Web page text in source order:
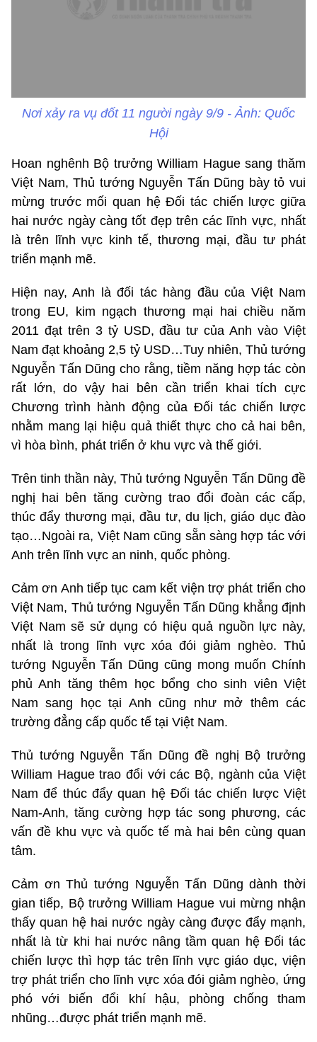
Nơi xảy ra vụ đốt 11 người ngày 9/9 - Ảnh: Quốc
Hội
Hoan nghênh Bộ trưởng William Hague sang thăm
Việt Nam, Thủ tướng Nguyễn Tấn Dũng bày tỏ vui
mừng trước mối quan hệ Đối tác chiến lược giữa
hai nước ngày càng tốt đẹp trên các lĩnh vực, nhất
là trên lĩnh vực kinh tế, thương mại, đầu tư phát
triển mạnh mẽ.
Hiện nay, Anh là đối tác hàng đầu của Việt Nam
trong EU, kim ngạch thương mại hai chiều năm
2011 đạt trên 3 tỷ USD, đầu tư của Anh vào Việt
Nam đạt khoảng 2,5 tỷ USD…Tuy nhiên, Thủ tướng
Nguyễn Tấn Dũng cho rằng, tiềm năng hợp tác còn
rất lớn, do vậy hai bên cần triển khai tích cực
Chương trình hành động của Đối tác chiến lược
nhằm mang lại hiệu quả thiết thực cho cả hai bên,
vì hòa bình, phát triển ở khu vực và thế giới.
Trên tinh thần này, Thủ tướng Nguyễn Tấn Dũng đề
nghị hai bên tăng cường trao đổi đoàn các cấp,
thúc đẩy thương mại, đầu tư, du lịch, giáo dục đào
tạo…Ngoài ra, Việt Nam cũng sẵn sàng hợp tác với
Anh trên lĩnh vực an ninh, quốc phòng.
Cảm ơn Anh tiếp tục cam kết viện trợ phát triển cho
Việt Nam, Thủ tướng Nguyễn Tấn Dũng khẳng định
Việt Nam sẽ sử dụng có hiệu quả nguồn lực này,
nhất là trong lĩnh vực xóa đói giảm nghèo. Thủ
tướng Nguyễn Tấn Dũng cũng mong muốn Chính
phủ Anh tăng thêm học bổng cho sinh viên Việt
Nam sang học tại Anh cũng như mở thêm các
trường đẳng cấp quốc tế tại Việt Nam.
Thủ tướng Nguyễn Tấn Dũng đề nghị Bộ trưởng
William Hague trao đổi với các Bộ, ngành của Việt
Nam để thúc đẩy quan hệ Đối tác chiến lược Việt
Nam-Anh, tăng cường hợp tác song phương, các
vấn đề khu vực và quốc tế mà hai bên cùng quan
tâm.
Cảm ơn Thủ tướng Nguyễn Tấn Dũng dành thời
gian tiếp, Bộ trưởng William Hague vui mừng nhận
thấy quan hệ hai nước ngày càng được đẩy mạnh,
nhất là từ khi hai nước nâng tầm quan hệ Đối tác
chiến lược thì hợp tác trên lĩnh vực giáo dục, viện
trợ phát triển cho lĩnh vực xóa đói giảm nghèo, ứng
phó với biến đổi khí hậu, phòng chống tham
nhũng…được phát triển mạnh mẽ.